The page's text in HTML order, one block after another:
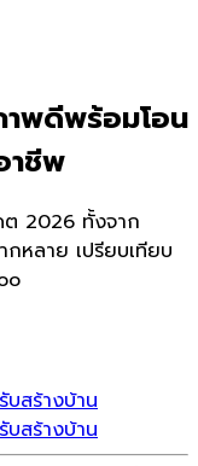
าพดีพร้อมโอน
าชีพ
ต 2026 ทั้งจาก
กหลาย เปรียบเทียบ
รับสร้างบ้าน
รับสร้างบ้าน